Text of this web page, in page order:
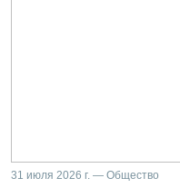
31 июля 2026 г. — Общество